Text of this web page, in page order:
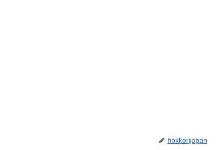
hokkorijapan